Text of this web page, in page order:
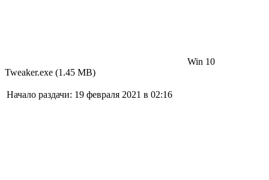
Win 10
Tweaker.exe (1.45 MB)
Начало раздачи: 19 февраля 2021 в 02:16